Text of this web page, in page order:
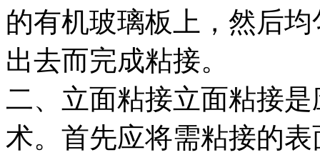
的有机玻璃板上，然后
出去而完成粘接。
二、立面粘接立面粘接
术。首先应将需粘接的